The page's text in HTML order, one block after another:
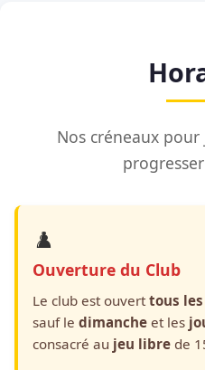
Nos créneaux
♟️
Ouverture du Club
Le club est ouvert tous
sauf le dimanche et les
consacré au jeu libre de